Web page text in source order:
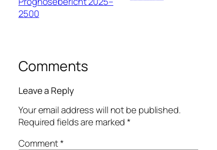
2500
Comments
Leave a Reply
Your email address will not be published.
Required fields are marked*
Comment*